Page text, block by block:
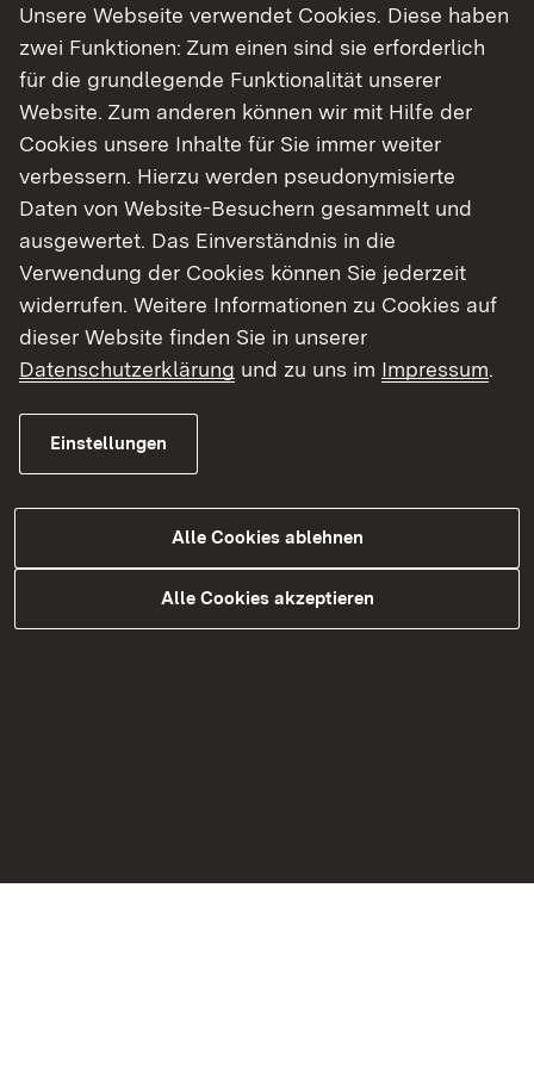
Unsere Webseite verwendet Cookies. Diese haben
zwei Funktionen: Zum einen sind sie erforderlich
für die grundlegende Funktionalität unserer
Website. Zum anderen können wir mit Hilfe der
Cookies unsere Inhalte für Sie immer weiter
verbessern. Hierzu werden pseudonymisierte
Daten von Website-Besuchern gesammelt und
ausgewertet. Das Einverständnis in die
Verwendung der Cookies können Sie jederzeit
widerrufen. Weitere Informationen zu Cookies auf
dieser Website finden Sie in unserer
Datenschutzerklärung und zu uns im Impressum.
Einstellungen
Alle Cookies ablehnen
Alle Cookies akzeptieren